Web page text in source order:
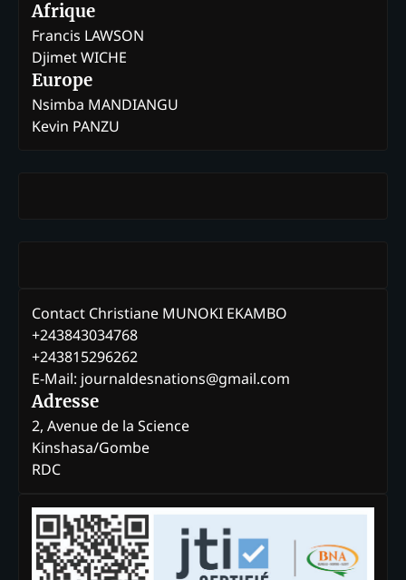
Afrique
Francis LAWSON
Djimet WICHE
Europe
Nsimba MANDIANGU
Kevin PANZU
Contact Christiane MUNOKI EKAMBO
+243843034768
+243815296262
E-Mail: journaldesnations@gmail.com
Adresse
2, Avenue de la Science
Kinshasa/Gombe
RDC